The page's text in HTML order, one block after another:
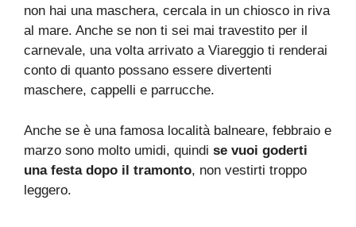
non hai una maschera, cercala in un chiosco in riva
al mare. Anche se non ti sei mai travestito per il
carnevale, una volta arrivato a Viareggio ti renderai
conto di quanto possano essere divertenti
maschere, cappelli e parrucche.
Anche se è una famosa località balneare, febbraio e
marzo sono molto umidi, quindi se vuoi goderti
una festa dopo il tramonto, non vestirti troppo
leggero.